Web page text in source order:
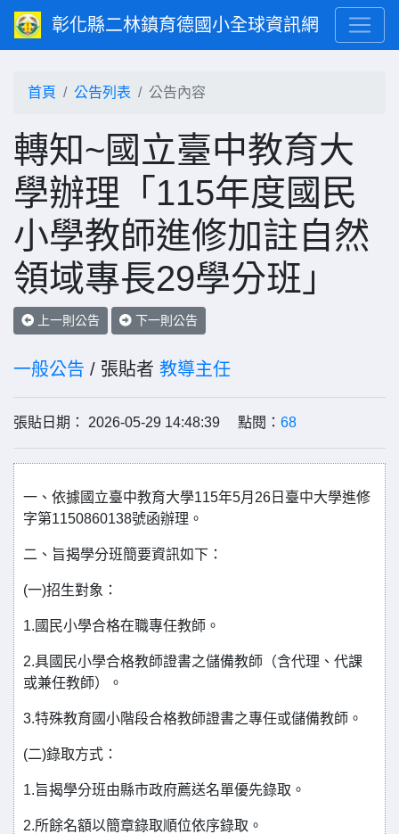
彰化縣二林鎮育德國小全球資訊網
首頁 公告列表 公告內容
轉知~國立臺中教育大
學辦理「115年度國民
小學教師進修加註自然
領域專長29學分班」
上一則公告 下一則公告
一般公告 / 張貼者 教導主任
張貼日期： 2026-05-29 14:48:39 點閱： 68
一、依據國立臺中教育大學115年5月26日臺中大學進修
字第1150860138號函辦理。
二、旨揭學分班簡要資訊如下：
(一)招生對象：
1.國民小學合格在職專任教師。
2.具國民小學合格教師證書之儲備教師（含代理、代課
或兼任教師）。
3.特殊教育國小階段合格教師證書之專任或儲備教師。
(二)錄取方式：
1.旨揭學分班由縣市政府薦送名單優先錄取。
2.所餘名額以簡章錄取順位依序錄取。